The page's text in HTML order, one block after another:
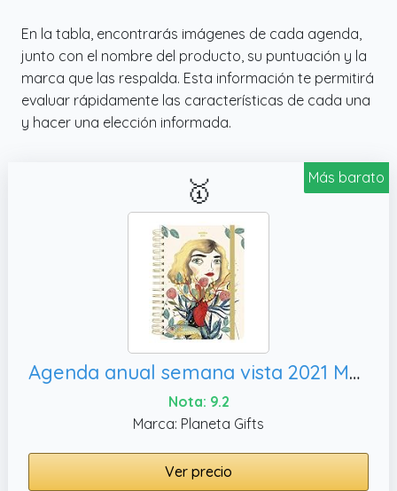
En la tabla, encontrarás imágenes de cada agenda,
junto con el nombre del producto, su puntuación y la
marca que las respalda. Esta información te permitirá
evaluar rápidamente las características de cada una
y hacer una elección informada.
Más barato
🥇
Agenda anual semana vista 2021 María Hesse (TANTANFAN)
Nota: 9.2
Marca: Planeta Gifts
Ver precio